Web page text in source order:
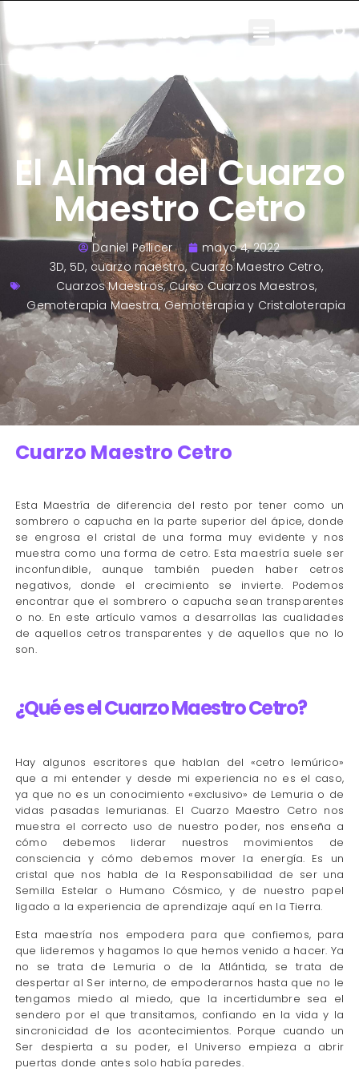
Cuarzos y Maestros
El Alma del Cuarzo
Maestro Cetro
Daniel Pellicer
mayo 4, 2022
3D, 5D, cuarzo maestro, Cuarzo Maestro Cetro,
Cuarzos Maestros,Curso Cuarzos Maestros,
Gemoterapia Maestra,Gemoterapia y Cristaloterapia
Cuarzo Maestro Cetro
Esta Maestría de diferencia del resto por tener como un
sombrero o capucha en la parte superior del ápice, donde
se engrosa el cristal de una forma muy evidente y nos
muestra como una forma de cetro. Esta maestría suele ser
inconfundible, aunque también pueden haber cetros
negativos, donde el crecimiento se invierte. Podemos
encontrar que el sombrero o capucha sean transparentes
o no. En este artículo vamos a desarrollas las cualidades
de aquellos cetros transparentes y de aquellos que no lo
son.
¿Qué es el Cuarzo Maestro Cetro?
Hay algunos escritores que hablan del «cetro lemúrico»
que a mi entender y desde mi experiencia no es el caso,
ya que no es un conocimiento «exclusivo» de Lemuria o de
vidas pasadas lemurianas. El Cuarzo Maestro Cetro nos
muestra el correcto uso de nuestro poder, nos enseña a
cómo debemos liderar nuestros movimientos de
consciencia y cómo debemos mover la energía. Es un
cristal que nos habla de la Responsabilidad de ser una
Semilla Estelar o Humano Cósmico, y de nuestro papel
ligado a la experiencia de aprendizaje aquí en la Tierra.
Esta maestría nos empodera para que confiemos, para
que lideremos y hagamos lo que hemos venido a hacer. Ya
no se trata de Lemuria o de la Atlántida, se trata de
despertar al Ser interno, de empoderarnos hasta que no le
tengamos miedo al miedo, que la incertidumbre sea el
sendero por el que transitamos, confiando en la vida y la
sincronicidad de los acontecimientos. Porque cuando un
Ser despierta a su poder, el Universo empieza a abrir
puertas donde antes solo había paredes.